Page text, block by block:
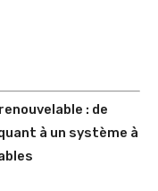
: de
à un système à